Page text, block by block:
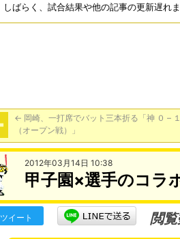
しばらく、試合結果や他の記事の更新遅れ
← 岡崎、一打席でバット三本折る「神 ０ –
（オープン戦）」
2012年03月14日 10:38
甲子園×選手のコラ
ツイート 閲